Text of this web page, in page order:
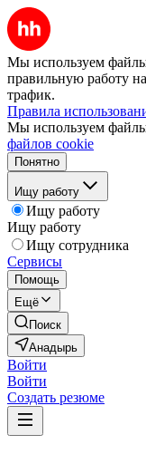
Мы используем
правильную работу
трафик.
Правила
Мы используем
файлов cookie
Понятно
Ищу работу
Ищу работу
Ищу работу
Ищу сотрудника
Сервисы
Помощь
Ещё
Поиск
Анадырь
Войти
Войти
Создать резюме